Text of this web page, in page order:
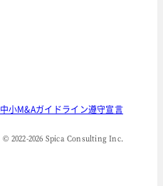
中小M&Aガイドライン遵守宣言
© 2022-2026 Spica Consulting Inc.